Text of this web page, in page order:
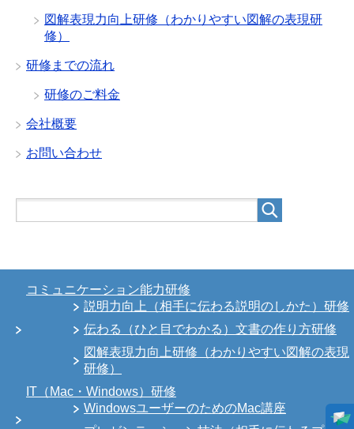
図解表現力向上研修（わかりやすい図解の表現研
修）
研修までの流れ
研修のご料金
会社概要
お問い合わせ
コミュニケーション能力研修
説明力向上（相手に伝わる説明のしかた）研修
伝わる（ひと目でわかる）文書の作り方研修
図解表現力向上研修（わかりやすい図解の表現
研修）
IT（Mac・Windows）研修
WindowsユーザーのためのMac講座